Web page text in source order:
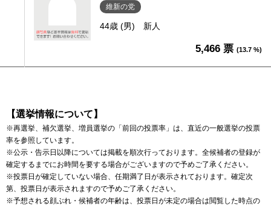
維新の党
44歳 (男) 新人
5,466 票 (13.7 %)
【選挙情報について】
※再選挙、補欠選挙、増員選挙の「前回の投票率」は、直近の一般選挙の投票
率を参照しています。
※公示・告示日以降については掲載を順次行っております。全候補者の登録が
確定するまでにお時間を要する場合がございますので予めご了承ください。
※投票日が確定していない場合、任期満了日が表示されております。確定次
第、投票日が表示されますので予めご了承ください。
※予想される顔ぶれ・候補者の年齢は、投票日が未定の場合は閲覧した時点の